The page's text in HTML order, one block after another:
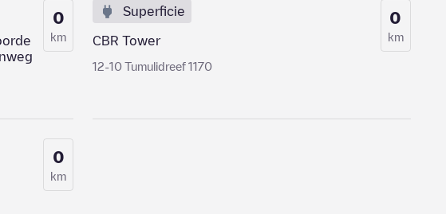
0
km
Superficie
CBR Tower
12-10 Tumulidreef 1170
0
km
0
km